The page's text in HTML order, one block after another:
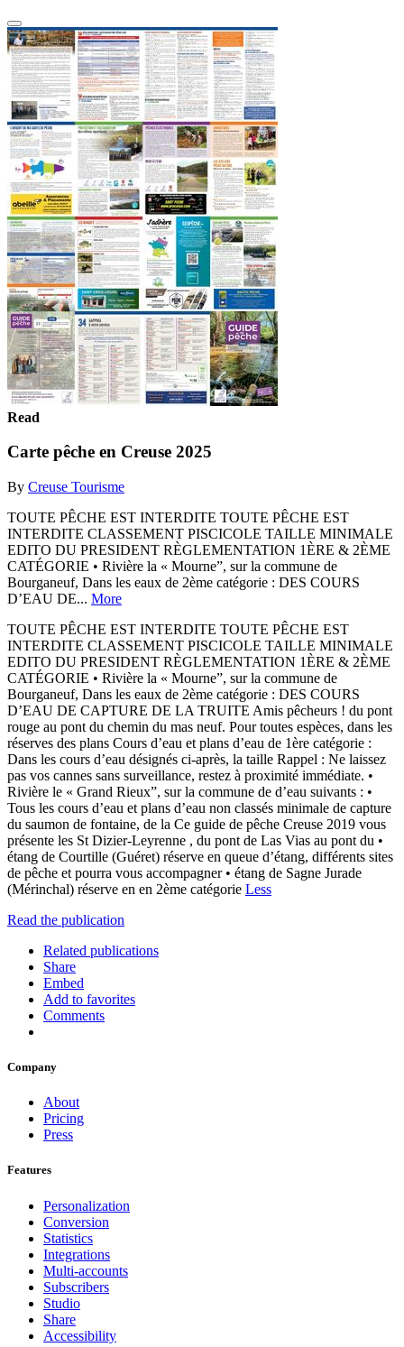
Read
Carte pêche en Creuse 2025
By Creuse Tourisme
TOUTE PÊCHE EST INTERDITE TOUTE PÊCHE EST
INTERDITE CLASSEMENT PISCICOLE TAILLE MINIMALE
EDITO DU PRESIDENT RÈGLEMENTATION 1ÈRE & 2ÈME
CATÉGORIE • Rivière la « Mourne”, sur la commune de
Bourganeuf, Dans les eaux de 2ème catégorie : DES COURS
D’EAU DE... More
TOUTE PÊCHE EST INTERDITE TOUTE PÊCHE EST
INTERDITE CLASSEMENT PISCICOLE TAILLE MINIMALE
EDITO DU PRESIDENT RÈGLEMENTATION 1ÈRE & 2ÈME
CATÉGORIE • Rivière la « Mourne”, sur la commune de
Bourganeuf, Dans les eaux de 2ème catégorie : DES COURS
D’EAU DE CAPTURE DE LA TRUITE Amis pêcheurs ! du pont
rouge au pont du chemin du mas neuf. Pour toutes espèces, dans les
réserves des plans Cours d’eau et plans d’eau de 1ère catégorie :
Dans les cours d’eau désignés ci-après, la taille Rappel : Ne laissez
pas vos cannes sans surveillance, restez à proximité immédiate. •
Rivière le « Grand Rieux”, sur la commune de d’eau suivants : •
Tous les cours d’eau et plans d’eau non classés minimale de capture
du saumon de fontaine, de la Ce guide de pêche Creuse 2019 vous
présente les St Dizier-Leyrenne , du pont de Las Vias au pont du •
étang de Courtille (Guéret) réserve en queue d’étang, différents sites
de pêche et pourra vous accompagner • étang de Sagne Jurade
(Mérinchal) réserve en en 2ème catégorie Less
Read the publication
Related publications
Share
Embed
Add to favorites
Comments
Company
About
Pricing
Press
Features
Personalization
Conversion
Statistics
Integrations
Multi-accounts
Subscribers
Studio
Share
Accessibility